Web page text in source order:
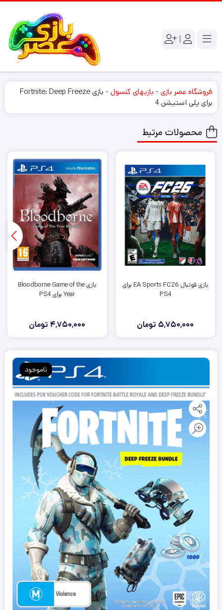
|
فروشگاه عصر بازی - بازیهای کنسول -
بازی Fortnite: Deep Freeze
برای پلی استیشن 4
محصولات مرتبط
بازی فوتبال EA Sports FC26 برای
PS4
5,750,000 تومان
بازی Bloodborne Game of the
Year برای PS4
4,750,000 تومان
ناموجود